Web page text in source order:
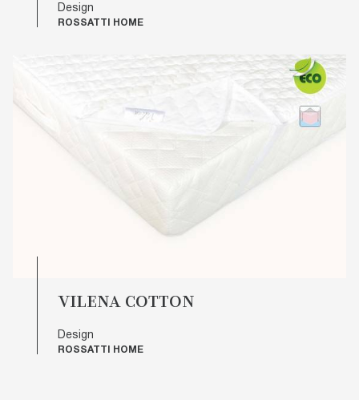
Design
ROSSATTI HOME
VILENA COTTON
Design
ROSSATTI HOME